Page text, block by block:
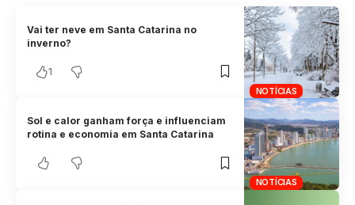
NOTÍCIAS
Vai ter neve em Santa Catarina no
inverno?
1
NOTÍCIAS
Sol e calor ganham força e influenciam
rotina e economia em Santa Catarina